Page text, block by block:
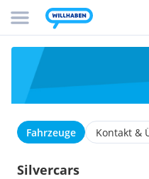
Fahrzeuge Kontakt &
Silvercars